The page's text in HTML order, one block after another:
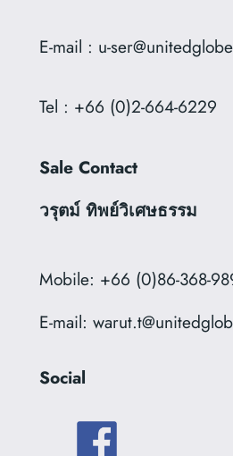
E-mail : u-
Tel : +66 (0)2-664-6229
Sale Contact
วรุตม์ ทิพย์วิเศษธรรม
Mobile: +66 (0)86-368-
E-mail:
Social